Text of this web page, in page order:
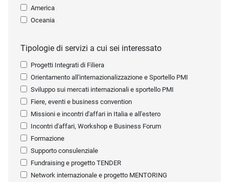
America
Oceania
Tipologie di servizi a cui sei interessato
Progetti Integrati di Filiera
Orientamento all'internazionalizzazione e Sportello PMI
Sviluppo sui mercati internazionali e sportello PMI
Fiere, eventi e business convention
Missioni e incontri d'affari in Italia e all'estero
Incontri d'affari, Workshop e Business Forum
Formazione
Supporto consulenziale
Fundraising e progetto TENDER
Network internazionale e progetto MENTORING